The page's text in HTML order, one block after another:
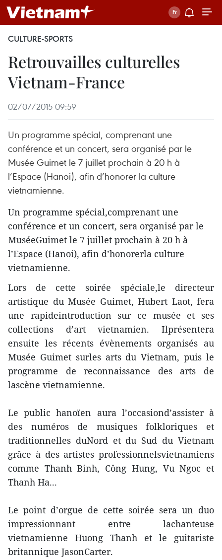
CULTURE-SPORTS
Retrouvailles culturelles
Vietnam-France
02/07/2015 09:59
Un programme spécial, comprenant une
conférence et un concert, sera organisé par le
Musée Guimet le 7 juillet prochain à 20 h à
l’Espace (Hanoi), afin d’honorer la culture
vietnamienne.
Un programme spécial,comprenant une
conférence et un concert, sera organisé par le
MuséeGuimet le 7 juillet prochain à 20 h à
l’Espace (Hanoi), afin d’honorerla culture
vietnamienne.
Lors de cette soirée spéciale,le directeur
artistique du Musée Guimet, Hubert Laot, fera
une rapideintroduction sur ce musée et ses
collections d’art vietnamien. Ilprésentera
ensuite les récents évènements organisés au
Musée Guimet surles arts du Vietnam, puis le
programme de reconnaissance des arts de
lascène vietnamienne.
Le public hanoïen aura l’occasiond’assister à
des numéros de musiques folkloriques et
traditionnelles duNord et du Sud du Vietnam
grâce à des artistes professionnelsvietnamiens
comme Thanh Binh, Công Hung, Vu Ngoc et
Thanh Ha...
Le point d’orgue de cette soirée sera un duo
impressionnant entre lachanteuse
vietnamienne Huong Thanh et le guitariste
britannique JasonCarter.